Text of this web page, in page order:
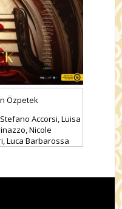
Özpetek
Stefano Accorsi,Luisa
Nicole
Luca Barbarossa